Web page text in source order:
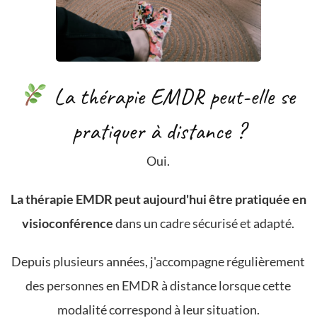
La thérapie EMDR peut-elle se
pratiquer à distance ?
Oui.
La thérapie EMDR peut aujourd'hui être pratiquée en
visioconférencedans un cadre sécurisé et adapté.
Depuis plusieurs années, j'accompagne régulièrement
des personnes en EMDR à distance lorsque cette
modalité correspond à leur situation.